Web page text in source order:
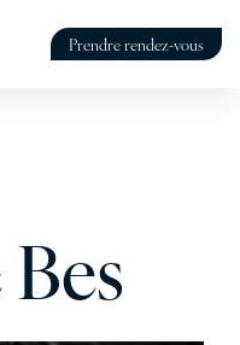
Prendre rendez-vous